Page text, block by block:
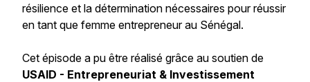
résilience et la détermination nécessaires pour réussir
en tant que femme entrepreneur au Sénégal.
Cet épisode a pu être réalisé grâce au soutien de
USAID - Entrepreneuriat & Investissement